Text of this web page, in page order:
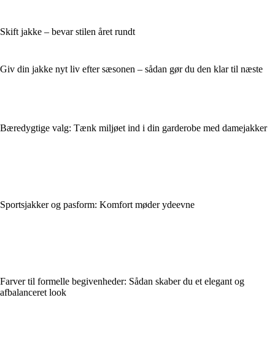
Skift jakke – bevar stilen året rundt
Giv din jakke nyt liv efter sæsonen – sådan gør du den klar til næste
Bæredygtige valg: Tænk miljøet ind i din garderobe med damejakker
Sportsjakker og pasform: Komfort møder ydeevne
Farver til formelle begivenheder: Sådan skaber du et elegant og
afbalanceret look